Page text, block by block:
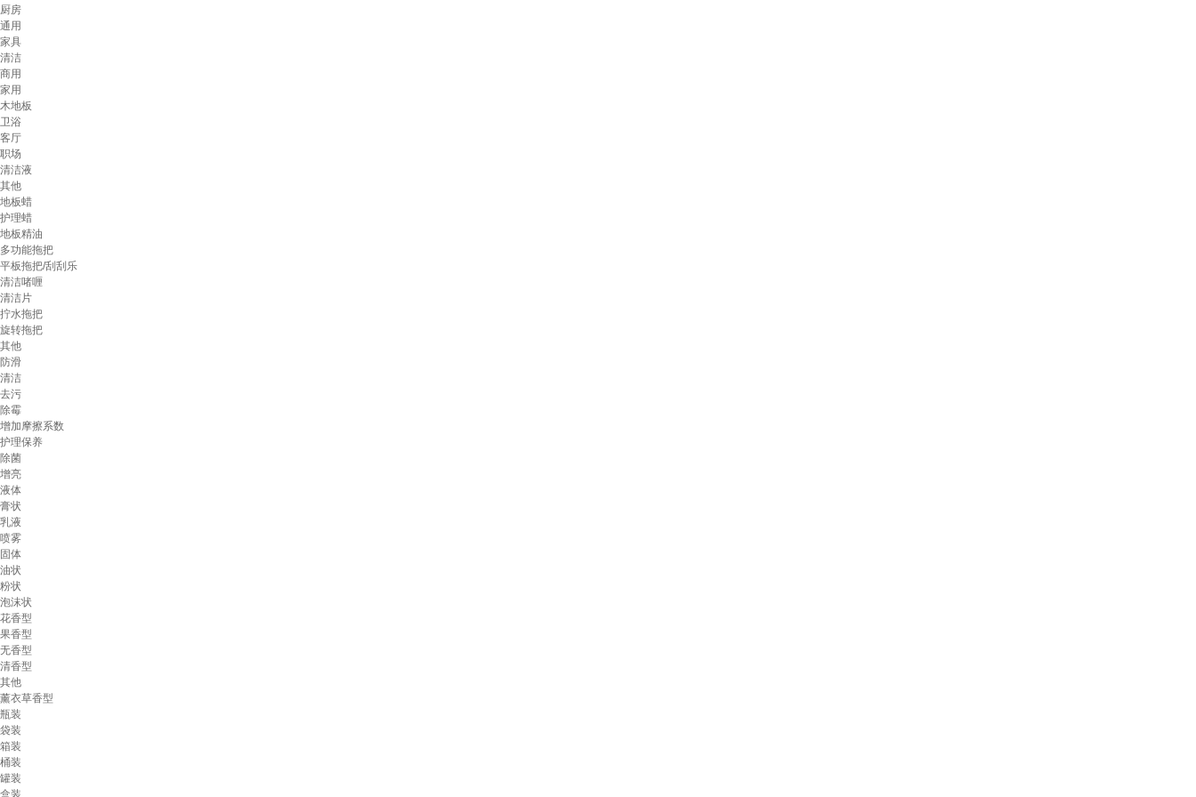
厨房
通用
家具
清洁
商用
家用
木地板
卫浴
客厅
职场
清洁液
其他
地板蜡
护理蜡
地板精油
多功能拖把
平板拖把/刮刮乐
清洁啫喱
清洁片
拧水拖把
旋转拖把
其他
防滑
清洁
去污
除霉
增加摩擦系数
护理保养
除菌
增亮
液体
膏状
乳液
喷雾
固体
油状
粉状
泡沫状
花香型
果香型
无香型
清香型
其他
薰衣草香型
瓶装
袋装
箱装
桶装
罐装
盒装